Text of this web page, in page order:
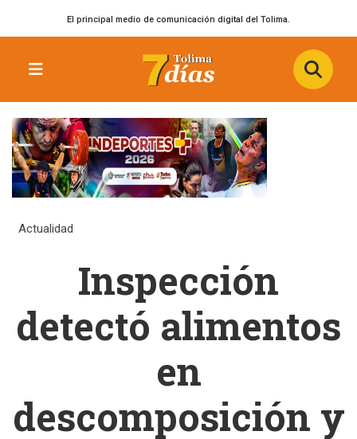
El principal medio de comunicación digital del Tolima.
Actualidad
Inspección
detectó alimentos
en
descomposición y